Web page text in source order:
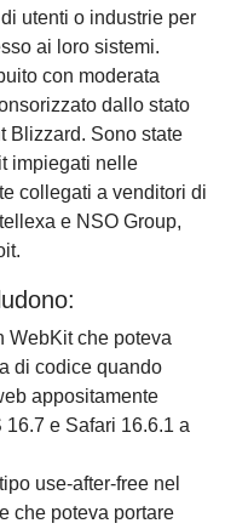
utenti o industrie per
ai loro sistemi.
con moderata
dallo stato
Blizzard. Sono state
impiegati nelle
collegati a venditori di
e NSO Group,
WebKit che poteva
di codice quando
appositamente
e Safari 16.6.1 a
use-after-free nel
che poteva portare